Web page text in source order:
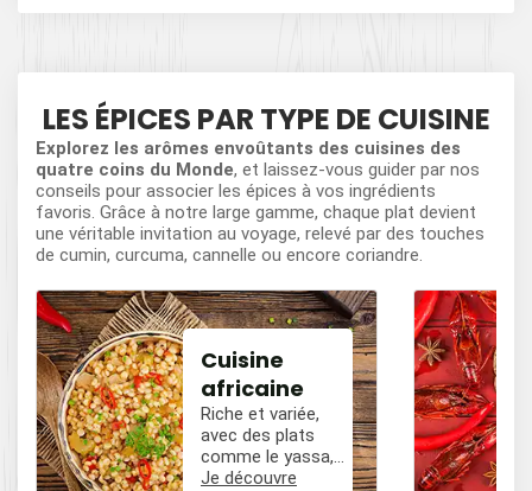
LES ÉPICES PAR TYPE DE CUISINE
Explorez les arômes envoûtants des cuisines des
quatre coins du Monde, et laissez-vous guider par nos
conseils pour associer les épices à vos ingrédients
favoris. Grâce à notre large gamme, chaque plat devient
une véritable invitation au voyage, relevé par des touches
de cumin, curcuma, cannelle ou encore coriandre.
Cuisine
africaine
Riche et variée,
avec des plats
comme le yassa,
le poulet mafé, et
Je découvre